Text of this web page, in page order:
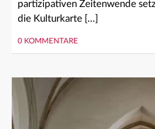
partizipativen Zeitenwende
die Kulturkarte […]
0 KOMMENTARE